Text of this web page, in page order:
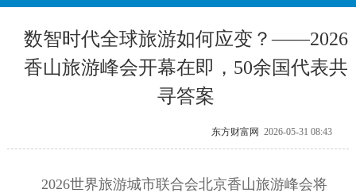
数智时代全球旅游如何应变？——2026
香山旅游峰会开幕在即，50余国代表共
寻答案
东方财富网 2026-05-31 08:43
2026世界旅游城市联合会北京香山旅游峰会将